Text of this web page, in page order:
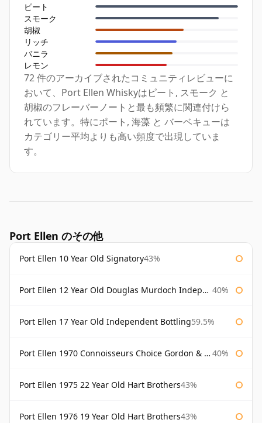
ピート
スモーク
胡椒
リッチ
バニラ
レモン
72 件のアーカイブされたコミュニティレビューに
おいて、Port Ellen Whiskyはピート, スモーク と
胡椒のフレーバーノートと最も頻繁に関連付けら
れています。特にポート, 海藻 と バーベキューは
カテゴリー平均よりも高い頻度で出現していま
す。
Port Ellen のその他
Port Ellen 10 Year Old Signatory43%
Port Ellen 12 Year Old Douglas Murdoch Independent Bottling 40%
Port Ellen 17 Year Old Independent Bottling59.5%
Port Ellen 1970 Connoisseurs Choice Gordon & Macphail 40%
Port Ellen 1975 22 Year Old Hart Brothers43%
Port Ellen 1976 19 Year Old Hart Brothers43%